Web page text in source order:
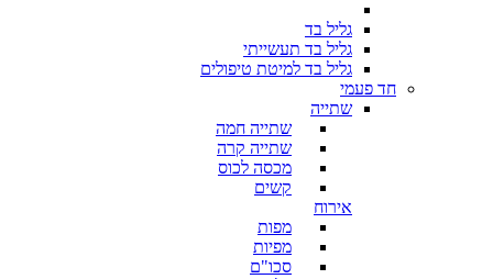
גליל בד
גליל בד תעשייתי
גליל בד למיטת טיפולים
חד פעמי
שתייה
שתייה חמה
שתייה קרה
מכסה לכוס
קשים
אירוח
מפות
מפיות
סכו"ם